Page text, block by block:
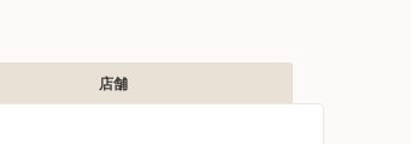
店舗